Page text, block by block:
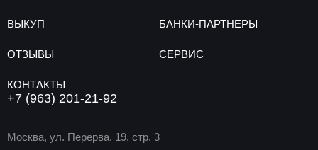
ВЫКУП БАНКИ-ПАРТНЕРЫ
ОТЗЫВЫ СЕРВИС
КОНТАКТЫ
+7 (963) 201-21-92
Москва, ул. Перерва, 19, стр. 3